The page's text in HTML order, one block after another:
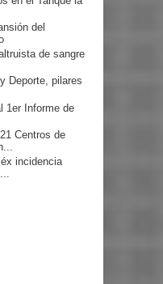
del
de sangre
Deporte, pilares
1er Informe de
Centros de
incidencia